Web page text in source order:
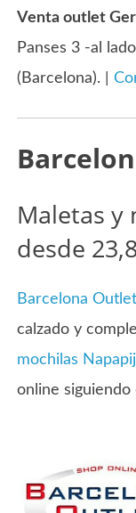
Venta outlet
Panses 3 -al
(Barcelona). |
Maletas y
desde
Barcelona Outlet
calzado y
mochilas
online siguiendo